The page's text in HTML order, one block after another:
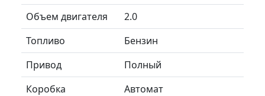
Объем двигателя
2.0
Топливо
Бензин
Привод
Полный
Коробка
Автомат